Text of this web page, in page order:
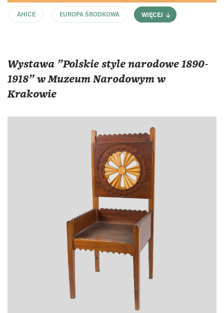
AHICE EUROPA ŚRODKOWA WIĘCEJ
Wystawa "Polskie style narodowe 1890-
1918" w Muzeum Narodowym w
Krakowie